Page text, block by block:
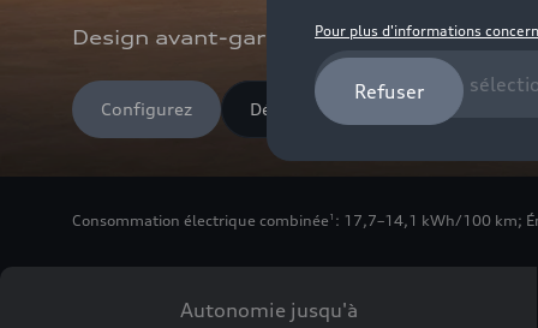
Design avant-gardiste, autonomie
Configurez Découvrez les conditions
Consommation électrique combinée 1 : 17,7–14,1 kWh/100 km;
Autonomie jusqu'à